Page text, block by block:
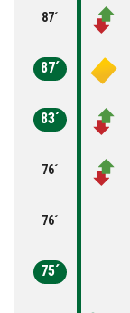
87´
87´
83´
76´
76´
75´